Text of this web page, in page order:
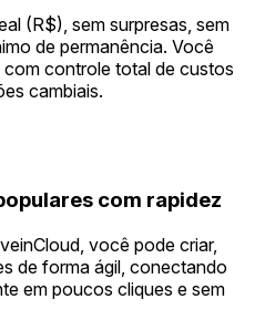
(R$), sem surpresas, sem
de permanência. Você
controle total de custos
cambiais.
com rapidez
você pode criar,
de forma ágil, conectando
em poucos cliques e sem